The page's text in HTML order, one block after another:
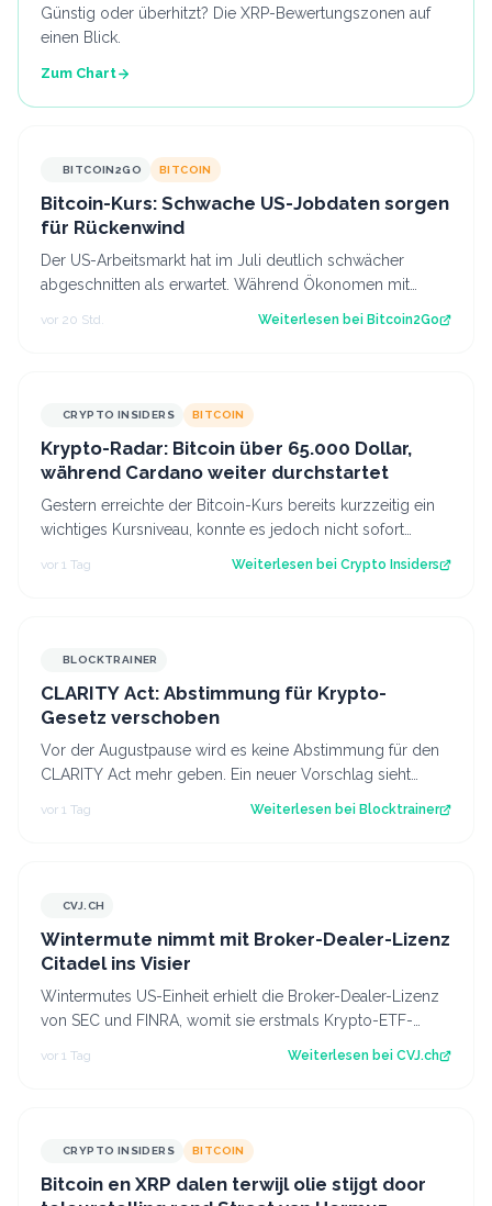
Günstig oder überhitzt? Die XRP-Bewertungszonen auf
einen Blick.
Zum Chart
BITCOIN2GO BITCOIN
Bitcoin-Kurs: Schwache US-Jobdaten sorgen
für Rückenwind
Der US-Arbeitsmarkt hat im Juli deutlich schwächer
abgeschnitten als erwartet. Während Ökonomen mit
vor 20 Std. Weiterlesen bei Bitcoin2Go
CRYPTO INSIDERS BITCOIN
Krypto-Radar: Bitcoin über 65.000 Dollar,
während Cardano weiter durchstartet
Gestern erreichte der Bitcoin-Kurs bereits kurzzeitig ein
wichtiges Kursniveau, konnte es jedoch nicht sofort
vor 1 Tag Weiterlesen bei Crypto Insiders
BLOCKTRAINER
CLARITY Act: Abstimmung für Krypto-
Gesetz verschoben
Vor der Augustpause wird es keine Abstimmung für den
CLARITY Act mehr geben. Ein neuer Vorschlag sieht
derweil vor, dass Trump bestimmte Kry…
vor 1 Tag Weiterlesen bei Blocktrainer
CVJ.CHCVJ.CH
Wintermute nimmt mit Broker-Dealer-Lizenz
Citadel ins Visier
Wintermutes US-Einheit erhielt die Broker-Dealer-Lizenz
von SEC und FINRA, womit sie erstmals Krypto-ETF-
vor 1 Tag Weiterlesen bei CVJ.ch
CRYPTO INSIDERS BITCOIN
Bitcoin en XRP dalen terwijl olie stijgt door